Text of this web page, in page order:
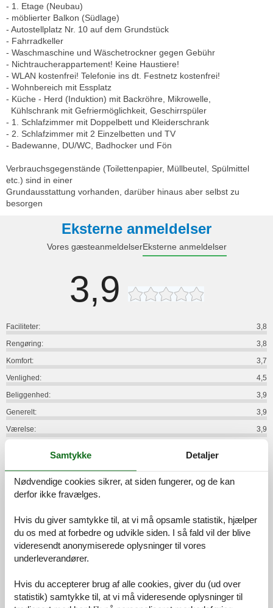
- 1. Etage (Neubau)
- möblierter Balkon (Südlage)
- Autostellplatz Nr. 10 auf dem Grundstück
- Fahrradkeller
- Waschmaschine und Wäschetrockner gegen Gebühr
- Nichtraucherappartement! Keine Haustiere!
- WLAN kostenfrei! Telefonie ins dt. Festnetz kostenfrei!
- Wohnbereich mit Essplatz
- Küche - Herd (Induktion) mit Backröhre, Mikrowelle,
Kühlschrank mit Gefriermöglichkeit, Geschirrspüler
- 1. Schlafzimmer mit Doppelbett und Kleiderschrank
- 2. Schlafzimmer mit 2 Einzelbetten und TV
- Badewanne, DU/WC, Badhocker und Fön
Verbrauchsgegenstände (Toilettenpapier, Müllbeutel, Spülmittel
etc.) sind in einer
Grundausstattung vorhanden, darüber hinaus aber selbst zu
besorgen
Eksterne anmeldelser
Vores gæsteanmeldelserEksterne anmeldelser
3,9
Faciliteter:
3,8
Rengøring:
3,8
Komfort:
3,7
Venlighed:
4,5
Beliggenhed:
3,9
Generelt:
3,9
Værelse:
3,9
13 eksterne anmeldelser
1,4 september 2024
Faciliteter: Rengøring: 1 Komfort:
Beliggenhed:
1 Generelt: 1 Værelse:
Service på stedet:
3
In den vielen Jahren, in denen wir schon mit den verschiedensten
Anbietern von Ferienwohnungen ob Privat oder Gewerbe unsere
Samtykke Detaljer
Nødvendige cookies sikrer, at siden fungerer, og de kan
derfor ikke fravælges.
Hvis du giver samtykke til, at vi må opsamle statistik, hjælper
du os med at forbedre og udvikle siden. I så fald vil der blive
videresendt anonymiserede oplysninger til vores
underleverandører.
Hvis du accepterer brug af alle cookies, giver du (ud over
statistik) samtykke til, at vi må videresende oplysninger til